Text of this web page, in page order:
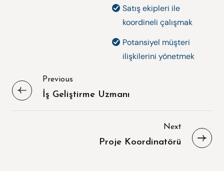
Satış ekipleri ile
koordineli çalışmak
Potansiyel müşteri
ilişkilerini yönetmek
Previous
İş Geliştirme Uzmanı
Next
Proje Koordinatörü